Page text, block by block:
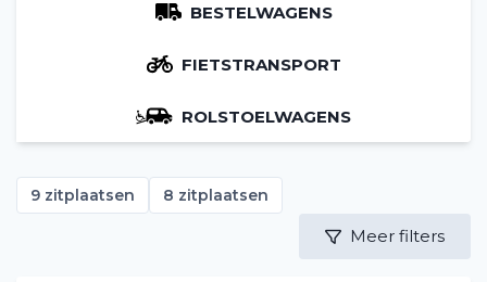
BESTELWAGENS
FIETSTRANSPORT
ROLSTOELWAGENS
9 zitplaatsen 8 zitplaatsen
Meer filters